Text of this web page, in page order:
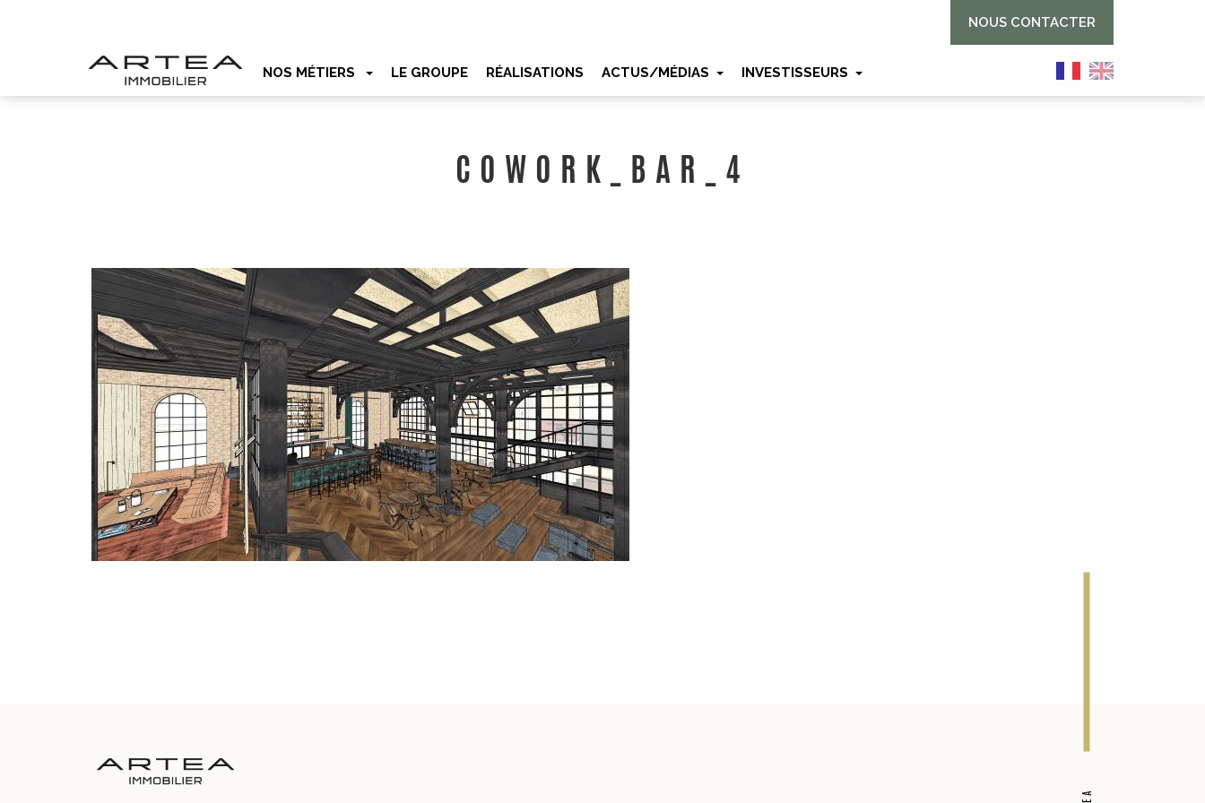
NOUS CONTACTER
NOS MÉTIERS LE GROUPE RÉALISATIONS ACTUS/MÉDIAS INVESTISSEURS
COWORK_BAR_4